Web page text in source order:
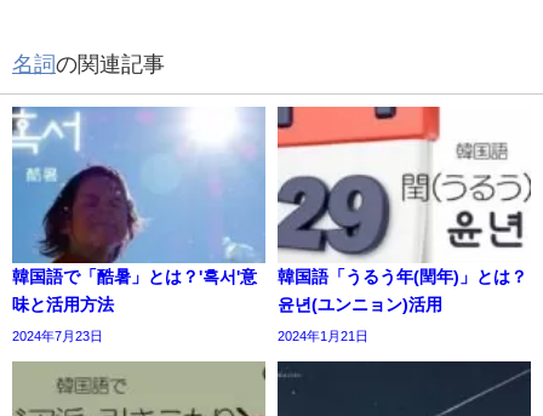
名詞の関連記事
韓国語で「酷暑」とは？'혹서'意
味と活用方法
2024年7月23日
韓国語「うるう年(閏年)」とは？
윤년(ユンニョン)活用
2024年1月21日